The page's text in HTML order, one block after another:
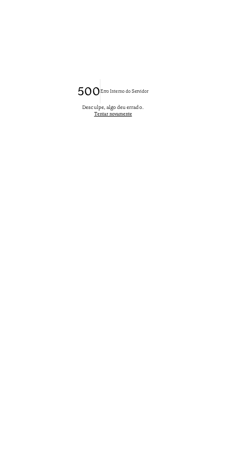
500Erro Interno do Servidor
Desculpe, algo deu errado.
Tentar novamente